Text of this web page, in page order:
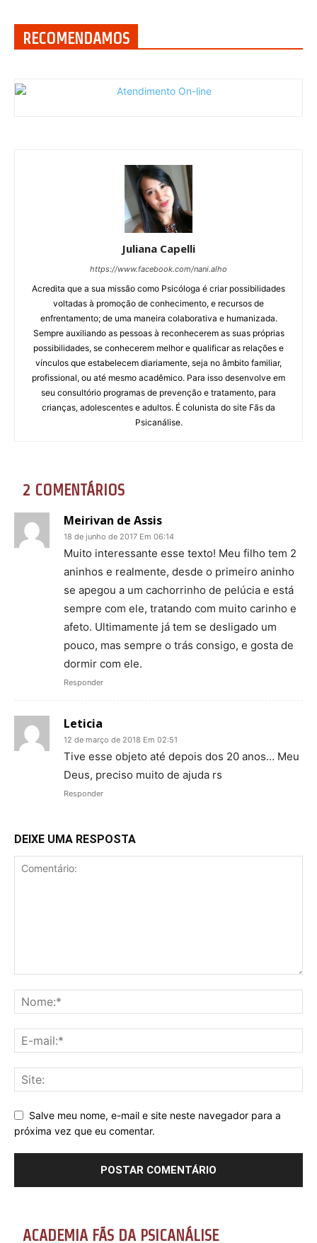
RECOMENDAMOS
Juliana Capelli
https://www.facebook.com/nani.alho
Acredita que a sua missão como Psicóloga é criar possibilidades
voltadas à promoção de conhecimento, e recursos de
enfrentamento; de uma maneira colaborativa e humanizada.
Sempre auxiliando as pessoas à reconhecerem as suas próprias
possibilidades, se conhecerem melhor e qualificar as relações e
vínculos que estabelecem diariamente, seja no âmbito familiar,
profissional, ou até mesmo acadêmico. Para isso desenvolve em
seu consultório programas de prevenção e tratamento, para
crianças, adolescentes e adultos. É colunista do site Fãs da
Psicanálise.
2 COMENTÁRIOS
Meirivan de Assis
18 de junho de 2017 Em 06:14
Muito interessante esse texto! Meu filho tem 2
aninhos e realmente, desde o primeiro aninho
se apegou a um cachorrinho de pelúcia e está
sempre com ele, tratando com muito carinho e
afeto. Ultimamente já tem se desligado um
pouco, mas sempre o trás consigo, e gosta de
dormir com ele.
Responder
Leticia
12 de março de 2018 Em 02:51
Tive esse objeto até depois dos 20 anos… Meu
Deus, preciso muito de ajuda rs
Responder
DEIXE UMA RESPOSTA
Salve meu nome, e-mail e site neste navegador para a
próxima vez que eu comentar.
ACADEMIA FÃS DA PSICANÁLISE